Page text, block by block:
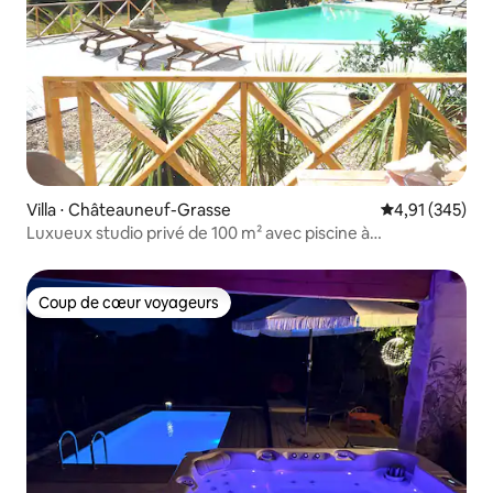
Villa ⋅ Châteauneuf-Grasse Évaluation
4,91 (345)
Luxueux studio privé de 100 m² avec piscine à
Coup de cœur voyageurs
Coup de cœur voyageurs